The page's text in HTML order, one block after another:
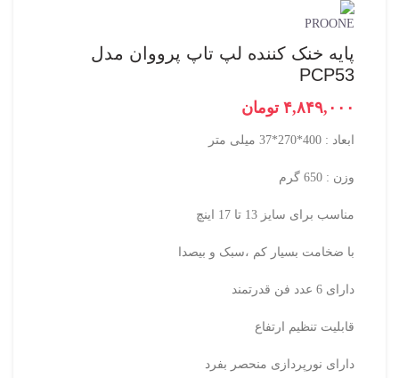
پایه خنک کننده لپ تاپ پرووان مدل
PCP53
تومان
ابعاد : 400*270*37 میلی متر
وزن : 650 گرم
مناسب برای سایز 13 تا 17 اینچ
با ضخامت بسیار کم ،سبک و بیصدا
دارای 6 عدد فن قدرتمند
قابلیت تنظیم ارتفاع
دارای نورپردازی منحصر بفرد